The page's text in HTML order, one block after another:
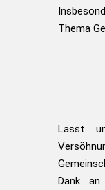
Thema
Lasst
Dank